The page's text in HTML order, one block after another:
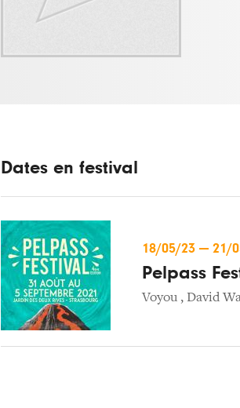
Dates en festival
18/05/23 — 21/
Pelpass
Voyou , David